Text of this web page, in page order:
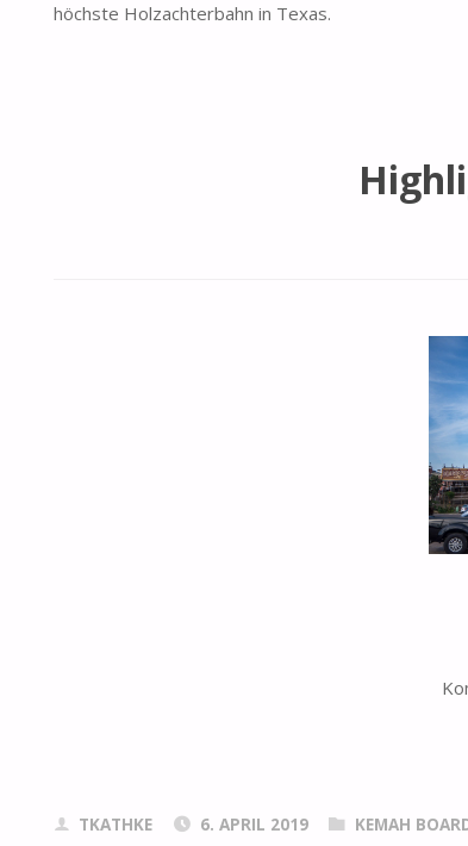
höchste Holzachterbahn in Texas.
TKATHKE 6. APRIL 2019 KEMAH